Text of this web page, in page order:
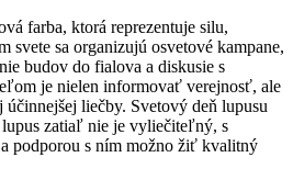
farba, ktorá reprezentuje silu,
svete sa organizujú osvetové kampane,
budov do fialova a diskusie s
je nielen informovať verejnosť, ale
liečby. Svetový deň lupusu
zatiaľ nie je vyliečiteľný, s
podporou s ním možno žiť kvalitný